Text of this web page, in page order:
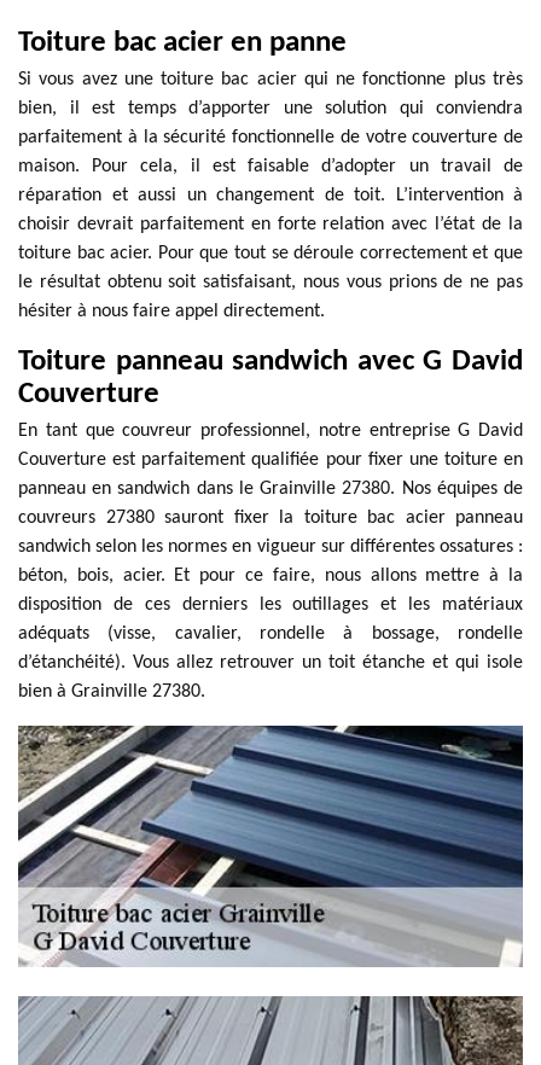
Toiture bac acier en panne
Si vous avez une toiture bac acier qui ne fonctionne plus très
bien, il est temps d’apporter une solution qui conviendra
parfaitement à la sécurité fonctionnelle de votre couverture de
maison. Pour cela, il est faisable d’adopter un travail de
réparation et aussi un changement de toit. L’intervention à
choisir devrait parfaitement en forte relation avec l’état de la
toiture bac acier. Pour que tout se déroule correctement et que
le résultat obtenu soit satisfaisant, nous vous prions de ne pas
hésiter à nous faire appel directement.
Toiture panneau sandwich avec G David
Couverture
En tant que couvreur professionnel, notre entreprise G David
Couverture est parfaitement qualifiée pour fixer une toiture en
panneau en sandwich dans le Grainville 27380. Nos équipes de
couvreurs 27380 sauront fixer la toiture bac acier panneau
sandwich selon les normes en vigueur sur différentes ossatures :
béton, bois, acier. Et pour ce faire, nous allons mettre à la
disposition de ces derniers les outillages et les matériaux
adéquats (visse, cavalier, rondelle à bossage, rondelle
d’étanchéité). Vous allez retrouver un toit étanche et qui isole
bien à Grainville 27380.